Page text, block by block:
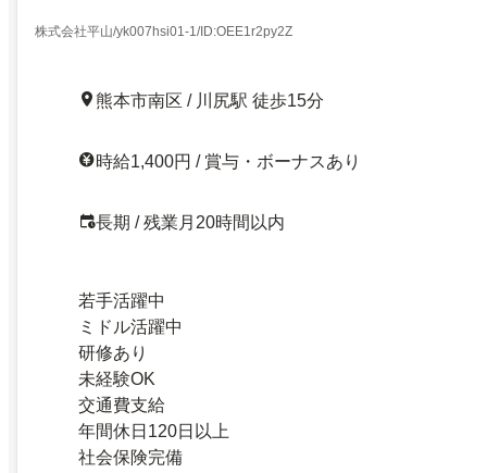
株式会社平山/yk007hsi01-1/ID:OEE1r2py2Z
熊本市南区 / 川尻駅 徒歩15分
時給1,400円 / 賞与・ボーナスあり
長期 / 残業月20時間以内
若手活躍中
ミドル活躍中
研修あり
未経験OK
交通費支給
年間休日120日以上
社会保険完備